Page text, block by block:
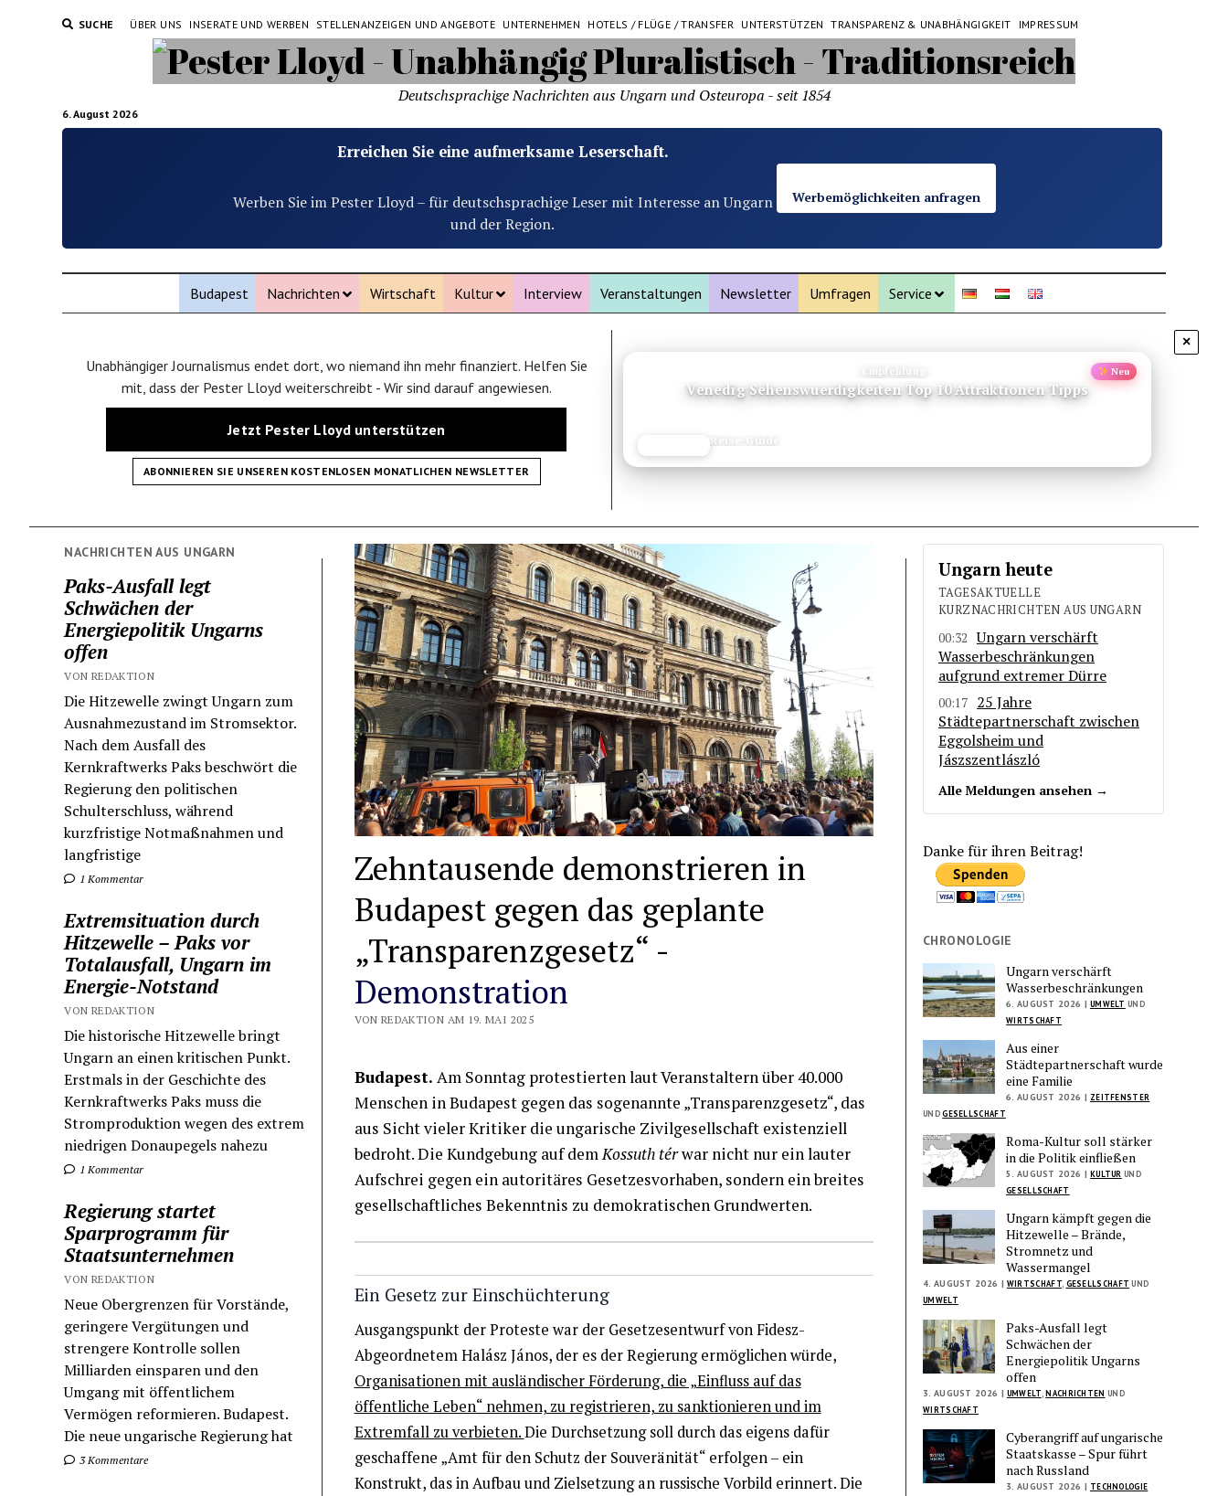
SUCHE ÜBER UNS INSERATE UND WERBEN STELLENANZEIGEN UND ANGEBOTE UNTERNEHMEN HOTELS / FLÜGE / TRANSFER UNTERSTÜTZEN TRANSPARENZ & UNABHÄNGIGKEIT IMPRESSUM
6. August 2026
Deutschsprachige Nachrichten aus Ungarn und Osteuropa - seit 1854
Erreichen Sie eine aufmerksame Leserschaft.
Werben Sie im Pester Lloyd – für deutschsprachige Leser mit Interesse an Ungarn
und der Region.
Werbemöglichkeiten anfragen
Budapest Nachrichten Wirtschaft Kultur Interview Veranstaltungen Newsletter Umfragen Service
×
Unabhängiger Journalismus endet dort, wo niemand ihn mehr finanziert. Helfen Sie
mit, dass der Pester Lloyd weiterschreibt - Wir sind darauf angewiesen.
Jetzt Pester Lloyd unterstützen
ABONNIEREN SIE UNSEREN KOSTENLOSEN MONATLICHEN NEWSLETTER
Empfehlung Neu
Daenemark Blavand
Reisetipp
NACHRICHTEN AUS UNGARN
Paks-Ausfall legt
Schwächen der
Energiepolitik Ungarns
offen
VON REDAKTION
Die Hitzewelle zwingt Ungarn zum
Ausnahmezustand im Stromsektor.
Nach dem Ausfall des
Kernkraftwerks Paks beschwört die
Regierung den politischen
Schulterschluss, während
kurzfristige Notmaßnahmen und
langfristige
1 Kommentar
Extremsituation durch
Hitzewelle – Paks vor
Totalausfall, Ungarn im
Energie-Notstand
VON REDAKTION
Die historische Hitzewelle bringt
Ungarn an einen kritischen Punkt.
Erstmals in der Geschichte des
Kernkraftwerks Paks muss die
Stromproduktion wegen des extrem
niedrigen Donaupegels nahezu
1 Kommentar
Regierung startet
Sparprogramm für
Staatsunternehmen
VON REDAKTION
Neue Obergrenzen für Vorstände,
geringere Vergütungen und
strengere Kontrolle sollen
Milliarden einsparen und den
Umgang mit öffentlichem
Vermögen reformieren. Budapest.
Die neue ungarische Regierung hat
3 Kommentare
Zehntausende demonstrieren in
Budapest gegen das geplante
„Transparenzgesetz“ -
Demonstration
VON REDAKTION AM 19. MAI 2025
Budapest. Am Sonntag protestierten laut Veranstaltern über 40.000
Menschen in Budapest gegen das sogenannte „Transparenzgesetz“, das
aus Sicht vieler Kritiker die ungarische Zivilgesellschaft existenziell
bedroht. Die Kundgebung auf demKossuth térwar nicht nur ein lauter
Aufschrei gegen ein autoritäres Gesetzesvorhaben, sondern ein breites
gesellschaftliches Bekenntnis zu demokratischen Grundwerten.
Ein Gesetz zur Einschüchterung
Ausgangspunkt der Proteste war der Gesetzesentwurf von Fidesz-
Abgeordnetem Halász János, der es der Regierung ermöglichen würde,
Organisationen mit ausländischer Förderung, die „Einfluss auf das
öffentliche Leben“ nehmen, zu registrieren, zu sanktionieren und im
Extremfall zu verbieten.Die Durchsetzung soll durch das eigens dafür
geschaffene „Amt für den Schutz der Souveränität“ erfolgen – ein
Konstrukt, das in Aufbau und Zielsetzung an russische Vorbild erinnert. Die
Ungarn heute
TAGESAKTUELLE
KURZNACHRICHTEN AUS UNGARN
00:32
Ungarn verschärft
Wasserbeschränkungen
aufgrund extremer Dürre
00:17
25 Jahre
Städtepartnerschaft zwischen
Eggolsheim und
Jászszentlászló
Alle Meldungen ansehen →
Danke für ihren Beitrag!
CHRONOLOGIE
Ungarn verschärft
Wasserbeschränkungen
6. AUGUST 2026 | UMWELT UND
WIRTSCHAFT
Aus einer
Städtepartnerschaft wurde
eine Familie
6. AUGUST 2026 | ZEITFENSTER
UNDGESELLSCHAFT
Roma-Kultur soll stärker
in die Politik einfließen
5. AUGUST 2026 | KULTUR UND
GESELLSCHAFT
Ungarn kämpft gegen die
Hitzewelle – Brände,
Stromnetz und
Wassermangel
4. AUGUST 2026 | WIRTSCHAFT, GESELLSCHAFT UND
UMWELT
Paks-Ausfall legt
Schwächen der
Energiepolitik Ungarns
offen
3. AUGUST 2026 | UMWELT ,NACHRICHTEN UND
WIRTSCHAFT
Cyberangriff auf ungarische
Staatskasse – Spur führt
nach Russland
3. AUGUST 2026 | TECHNOLOGIE